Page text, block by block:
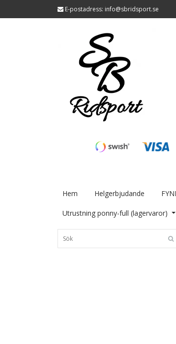
E-postadress: info@sbridsport.se
Hem Helgerbjudande
Utrustning ponny-full (lagervaror)